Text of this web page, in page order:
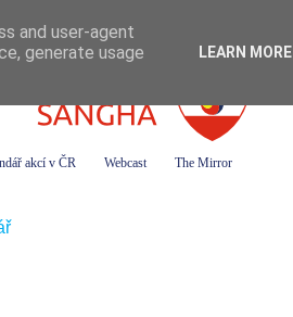
akcí v ČR Webcast The Mirror
and user-agent
generate usage
LEARN MORE